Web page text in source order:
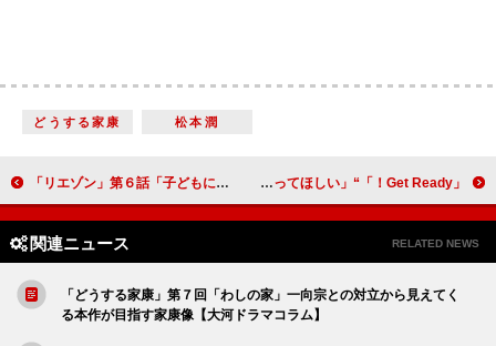
どうする家康 松本潤
「リエゾン」第６話「子どもにも見せたい」と反響 読み書きが苦手なSLDの子の問題に「すごく勉強になる」 「Get Ready！」“エース”妻夫木聡の壮絶な過去が明らかに 「エースには幸せになってほしい」
関連ニュース RELATED NEWS
「どうする家康」第７回「わしの家」一向宗との対立から見えてく
る本作が目指す家康像【大河ドラマコラム】